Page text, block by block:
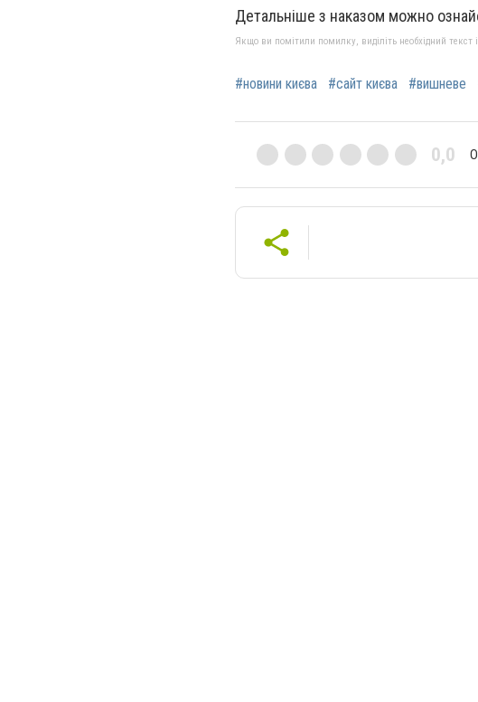
Детальніше з наказом можно
Якщо ви помітили помилку, виділіть необхідний
#новини києва #сайт києва #вишневе
0,0